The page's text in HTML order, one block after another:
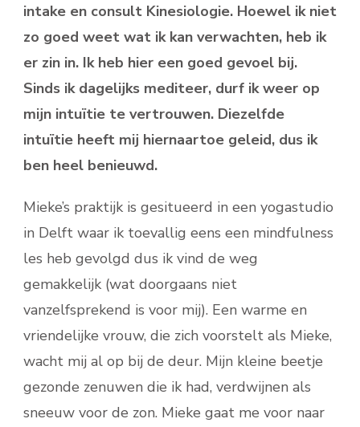
intake en consult Kinesiologie. Hoewel ik niet
zo goed weet wat ik kan verwachten, heb ik
er zin in. Ik heb hier een goed gevoel bij.
Sinds ik dagelijks mediteer, durf ik weer op
mijn intuïtie te vertrouwen. Diezelfde
intuïtie heeft mij hiernaartoe geleid, dus ik
ben heel benieuwd.
Mieke’s praktijk is gesitueerd in een yogastudio
in Delft waar ik toevallig eens een mindfulness
les heb gevolgd dus ik vind de weg
gemakkelijk (wat doorgaans niet
vanzelfsprekend is voor mij). Een warme en
vriendelijke vrouw, die zich voorstelt als Mieke,
wacht mij al op bij de deur. Mijn kleine beetje
gezonde zenuwen die ik had, verdwijnen als
sneeuw voor de zon. Mieke gaat me voor naar